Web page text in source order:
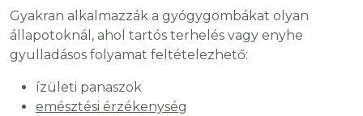
Gyakran alkalmazzák a gyógygombákat olyan
állapotoknál, ahol tartós terhelés vagy enyhe
gyulladásos folyamat feltételezhető:
ízületi panaszok
emésztési érzékenység